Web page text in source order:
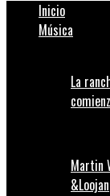
Inicio
Música
La
Martin
&Loojan